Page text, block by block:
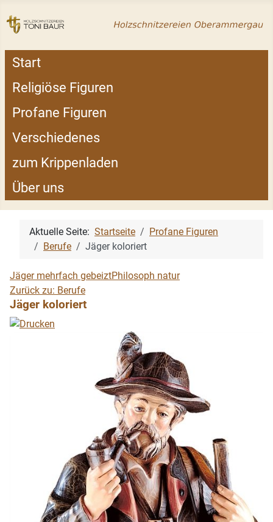
Start
Religiöse Figuren
Profane Figuren
Verschiedenes
zum Krippenladen
Über uns
Aktuelle Seite: Startseite
Profane Figuren
Berufe
Jäger koloriert
Jäger mehrfach gebeiztPhilosoph natur
Zurück zu: Berufe
Jäger koloriert